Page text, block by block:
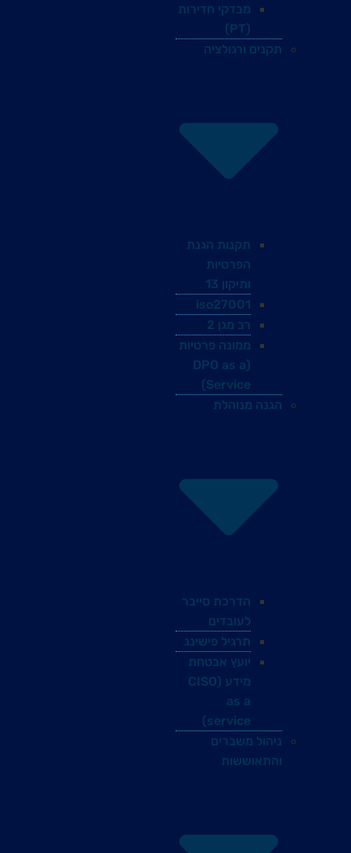
מבדקי חדירות
(PT)
תקנים ורגולציה
תקנות הגנת
הפרטיות
ותיקון 13
iso27001
רב מגן 2
ממונה פרטיות
(DPO as a
Service)
הגנה מנוהלת
הדרכת סייבר
לעובדים
תרגיל פישינג
יועץ אבטחת
מידע (CISO
as a
service)
ניהול משברים
והתאוששות